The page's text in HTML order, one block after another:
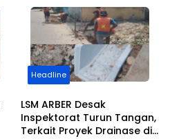
Headline
LSM ARBER Desak
Inspektorat Turun Tangan,
Terkait Proyek Drainase di